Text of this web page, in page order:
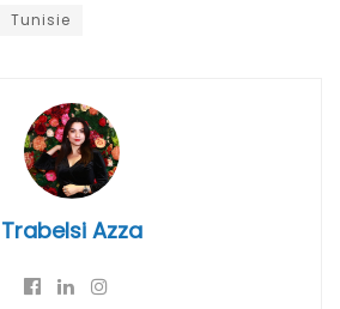
Tunisie
Trabelsi Azza